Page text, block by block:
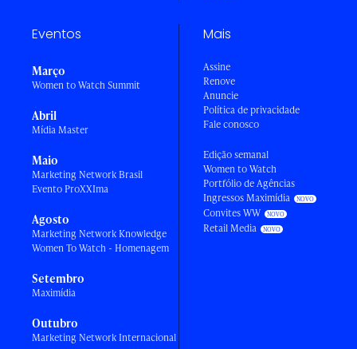
Eventos
Março
Women to Watch Summit
Abril
Mídia Master
Maio
Marketing Network Brasil
Evento ProXXIma
Agosto
Marketing Network Knowledge
Women To Watch - Homenagem
Setembro
Maximídia
Outubro
Marketing Network Internacional
Mais
Assine
Renove
Anuncie
Política de privacidade
Fale conosco
Edição semanal
Women to Watch
Portfólio de Agências
Ingressos Maximídia
Convites WW
Retail Media